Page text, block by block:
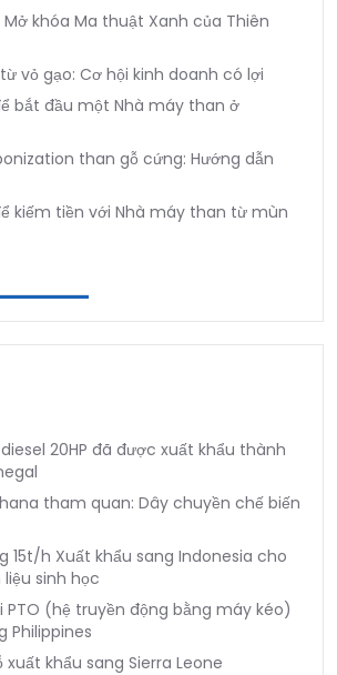
khóa Ma thuật Xanh của Thiên
vỏ gạo: Cơ hội kinh doanh có lợi
bắt đầu một Nhà máy than ở
than gỗ cứng: Hướng dẫn
kiếm tiền với Nhà máy than từ mùn
20HP đã được xuất khẩu thành
tham quan: Dây chuyền chế biến
15t/h Xuất khẩu sang Indonesia cho
sinh học
PTO (hệ truyền động bằng máy kéo)
Philippines
khẩu sang Sierra Leone